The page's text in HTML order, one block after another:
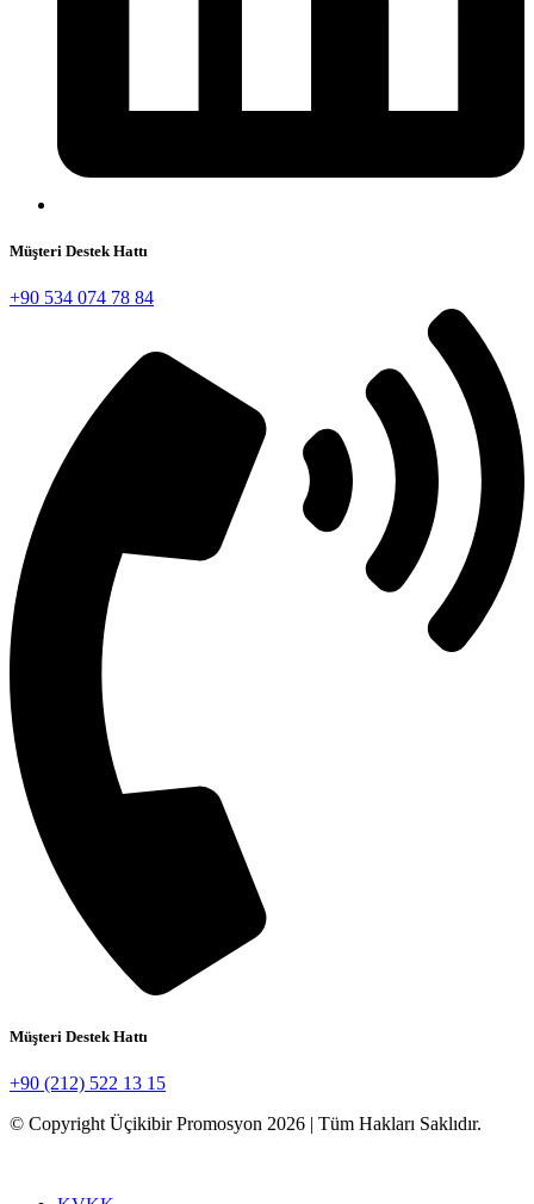
Müşteri Destek Hattı
+90 534 074 78 84
Müşteri Destek Hattı
+90 (212) 522 13 15
© Copyright Üçikibir Promosyon 2026 | Tüm Hakları Saklıdır.